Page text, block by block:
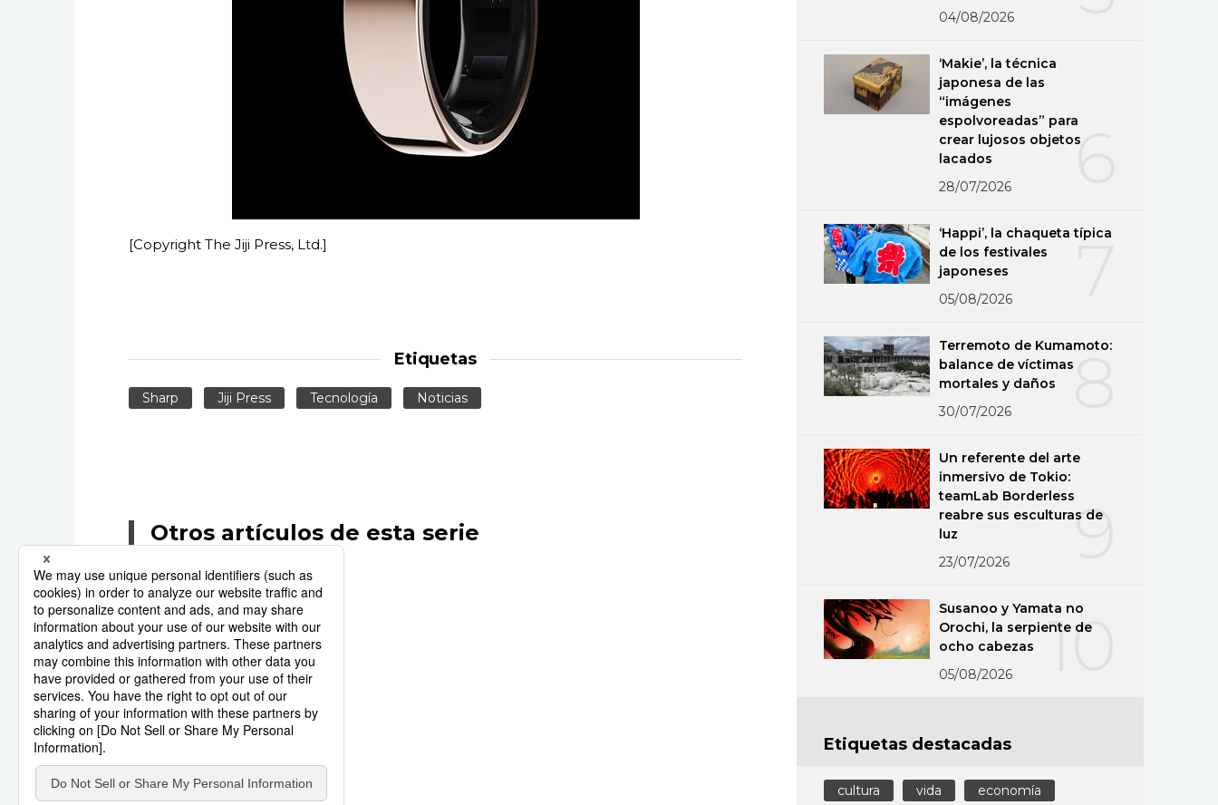
[Copyright The Jiji Press, Ltd.]
Etiquetas
Sharp Jiji Press Tecnología Noticias
Otros artículos de esta serie
04/08/2026
6
‘Makie’, la técnica
japonesa de las
“imágenes
espolvoreadas” para
crear lujosos objetos
lacados
28/07/2026
7
‘Happi’, la chaqueta típica
de los festivales
japoneses
05/08/2026
8
Terremoto de Kumamoto:
balance de víctimas
mortales y daños
30/07/2026
9
Un referente del arte
inmersivo de Tokio:
teamLab Borderless
reabre sus esculturas de
luz
23/07/2026
10
Susanoo y Yamata no
Orochi, la serpiente de
ocho cabezas
05/08/2026
Etiquetas destacadas
cultura vida economía